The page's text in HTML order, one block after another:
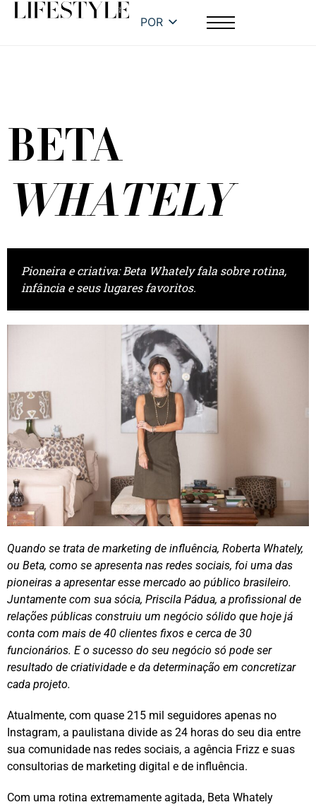
POR
BETA
WHATELY
Pioneira e criativa: Beta Whately fala sobre rotina,
infância e seus lugares favoritos.
Quando se trata de marketing de influência, Roberta Whately,
ou Beta, como se apresenta nas redes sociais, foi uma das
pioneiras a apresentar esse mercado ao público brasileiro.
Juntamente com sua sócia, Priscila Pádua, a profissional de
relações públicas construiu um negócio sólido que hoje já
conta com mais de 40 clientes fixos e cerca de 30
funcionários. E o sucesso do seu negócio só pode ser
resultado de criatividade e da determinação em concretizar
cada projeto.
Atualmente, com quase 215 mil seguidores apenas no
Instagram, a paulistana divide as 24 horas do seu dia entre
sua comunidade nas redes sociais, a agência Frizz e suas
consultorias de marketing digital e de influência.
Com uma rotina extremamente agitada, Beta Whately